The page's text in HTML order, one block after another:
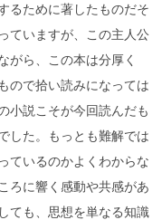
るために著したものだそ
ていますが、この主人公
がら、この本は分厚く
ので拾い読みになっては
小説こそが今回読んだも
した。もっとも難解では
ているのかよくわからな
ろに響く感動や共感があ
ても、思想を単なる知識